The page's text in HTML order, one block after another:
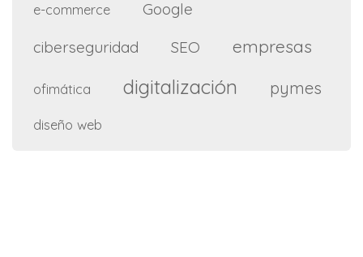
e-commerce
Google
ciberseguridad
SEO empresas
ofimática digitalización pymes
diseño web